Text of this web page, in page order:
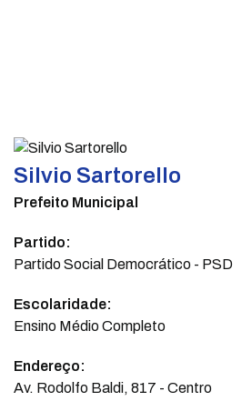
Silvio Sartorello
Prefeito Municipal
Partido:
Partido Social Democrático - PSD
Escolaridade:
Ensino Médio Completo
Endereço:
Av. Rodolfo Baldi, 817 - Centro